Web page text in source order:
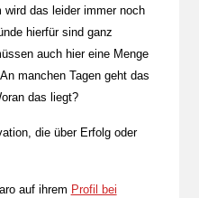
das leider immer noch
hierfür sind ganz
auch hier eine Menge
manchen Tagen geht das
das liegt?
die über Erfolg oder
auf ihrem Profil bei